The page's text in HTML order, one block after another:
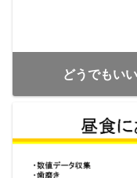
どうでもい